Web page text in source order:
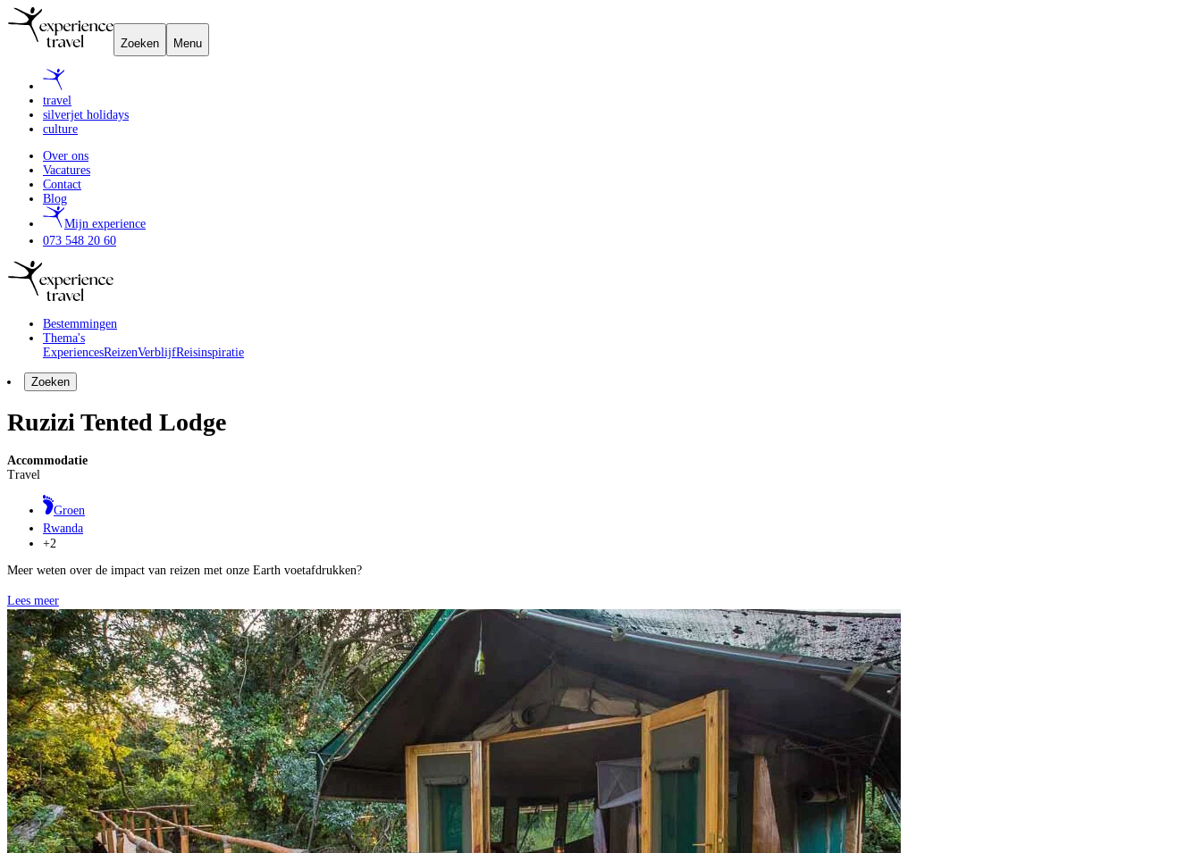
Zoeken Menu
travel
silverjet holidays
culture
Over ons
Vacatures
Contact
Blog
Mijn experience
073 548 20 60
Bestemmingen
Thema's
ExperiencesReizenVerblijfReisinspiratie
Zoeken
Ruzizi Tented Lodge
Accommodatie
Travel
Groen
Rwanda
+2
Meer weten over de impact van reizen met onze Earth voetafdrukken?
Lees meer